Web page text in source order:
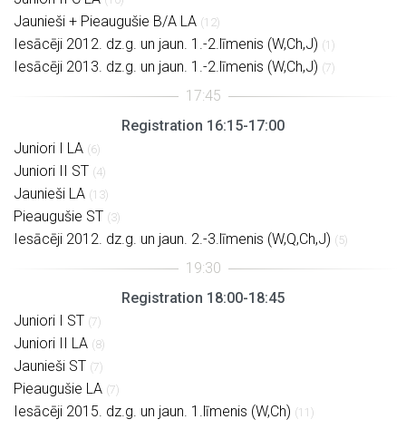
Jaunieši + Pieaugušie B/A LA (12)
Iesācēji 2012. dz.g. un jaun. 1.-2.līmenis (W,Ch,J) (1)
Iesācēji 2013. dz.g. un jaun. 1.-2.līmenis (W,Ch,J) (7)
Registration 16:15-17:00
Juniori I LA (6)
Juniori II ST (4)
Jaunieši LA (13)
Pieaugušie ST (3)
Iesācēji 2012. dz.g. un jaun. 2.-3.līmenis (W,Q,Ch,J) (5)
Registration 18:00-18:45
Juniori I ST (7)
Juniori II LA (8)
Jaunieši ST (7)
Pieaugušie LA (7)
Iesācēji 2015. dz.g. un jaun. 1.līmenis (W,Ch) (11)